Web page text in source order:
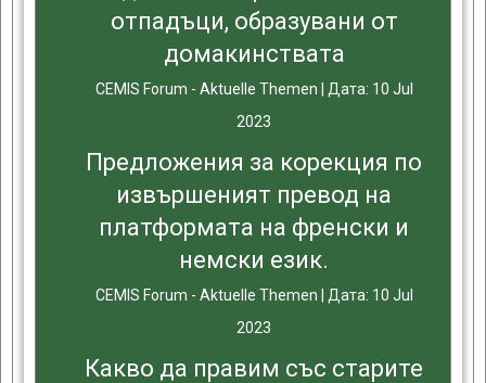
отпадъци, образувани от
домакинствата
CEMIS Forum - Aktuelle Themen
Дата: 10 Jul
2023
Предложения за корекция по
извършеният превод на
платформата на френски и
немски език.
CEMIS Forum - Aktuelle Themen
Дата: 10 Jul
2023
Какво да правим със старите